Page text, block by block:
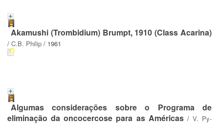
Akamushi (Trombidium) Brumpt, 1910 (Class Acarina)
/ C.B. Philip / 1961
Algumas considerações sobre o Programa de
eliminação da oncocercose para as Américas/ V. Py-